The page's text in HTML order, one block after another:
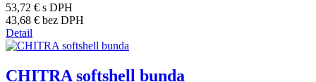
53,72 € s DPH
43,68 € bez DPH
Detail
CHITRA softshell bunda